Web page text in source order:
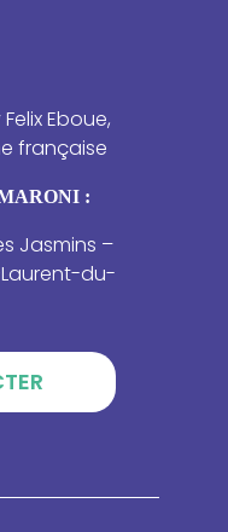
Eboue,
française
:
Jasmins –
Laurent-du-